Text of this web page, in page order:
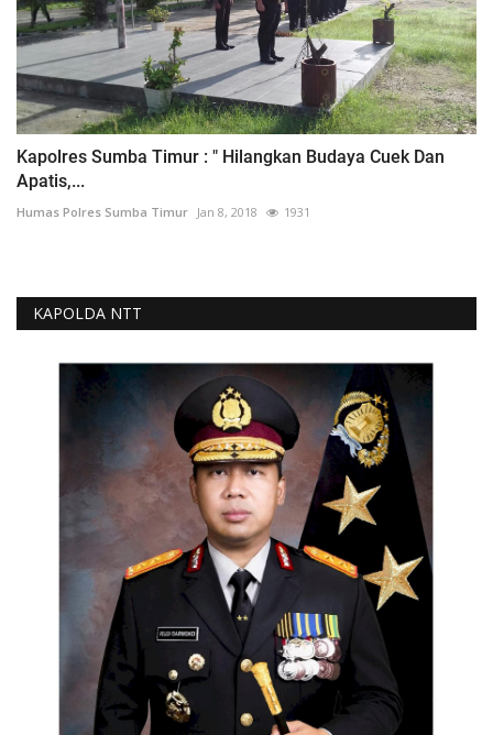
Kapolres Sumba Timur : " Hilangkan Budaya Cuek Dan
Apatis,...
Humas Polres Sumba Timur Jan 8, 2018 1931
KAPOLDA NTT